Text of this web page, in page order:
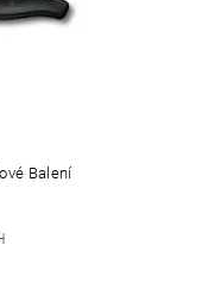
Balení